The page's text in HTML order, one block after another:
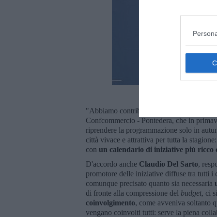
Lorenzo
"Abbiamo contribuito a
Confcommercio - Pontedera, che in
riprendere la programmazione solo in
città vivace e attrattiva per tutta la
con un calendario di iniziative più ricco
D'accordo anche Claudio Del Sarto,
promotore delle iniziative diffuse tra tutti i
comunque precisato quanto sia necessaria
di fronte alla compressione del budget, ci
coinvolgimento, come avveniva soltanto
vengano coinvolti tutti: serve la piena